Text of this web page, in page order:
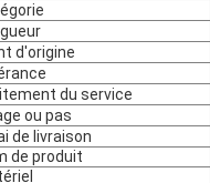
d'origine
du service
ou pas
de livraison
de produit